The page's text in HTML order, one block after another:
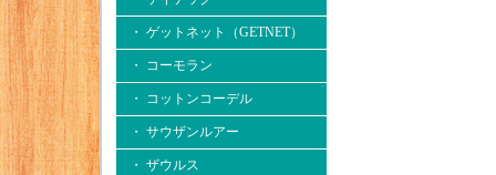
・ ゲットネット（GETNET）
・ コーモラン
・ コットンコーデル
・ サウザンルアー
・ ザウルス